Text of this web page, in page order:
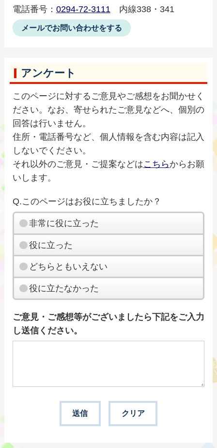
電話番号： 0294-72-3111内線338・341
メールでお問い合わせをする
アンケート
このページに対するご意見やご感想をお聞かせく
ださい。なお、寄せられたご意見などへ、個別の
回答は行いません。
住所・電話番号など、個人情報を含む内容は記入
しないでください。
それ以外のご意見・ご提案などはこちらからお願
いします。
Q.このページはお役に立ちましたか？
非常に役に立った
役に立った
どちらともいえない
役に立たなかった
ご意見・ご感想等がございましたら下記をご入力
し送信ください。